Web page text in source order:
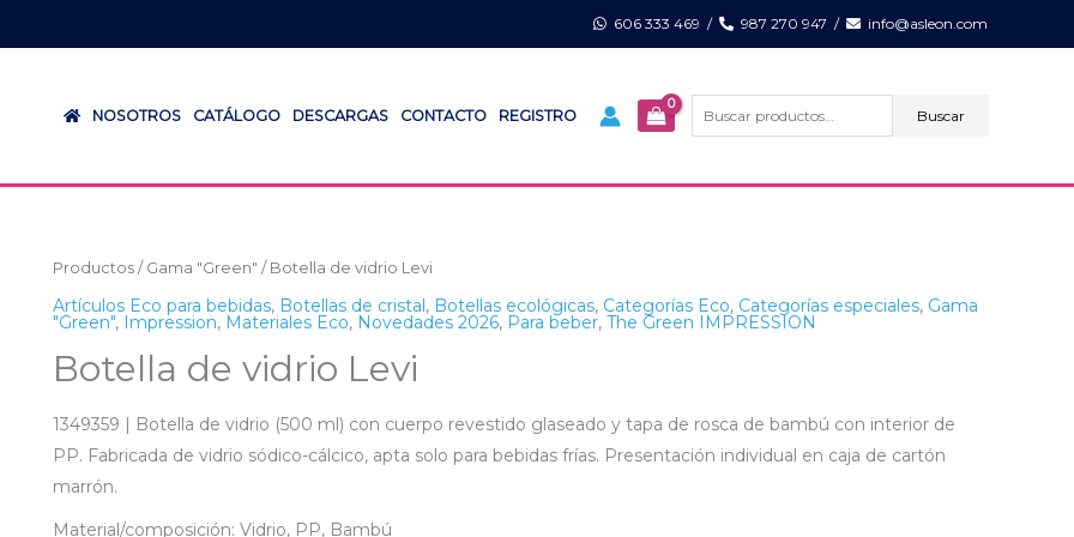
606 333 469 / 987 270 947 / info@asleon.com
NOSOTROS CATÁLOGO DESCARGAS CONTACTO REGISTRO
por:
Buscar
Productos / Gama "Green" / Botella de vidrio Levi
Artículos Eco para bebidas, Botellas de cristal, Botellas ecológicas, Categorías Eco, Categorías especiales, Gama
"Green", Impression, Materiales Eco, Novedades 2026, Para beber, The Green IMPRESSION
Botella de vidrio Levi
1349359 | Botella de vidrio (500 ml) con cuerpo revestido glaseado y tapa de rosca de bambú con interior de
PP. Fabricada de vidrio sódico-cálcico, apta solo para bebidas frías. Presentación individual en caja de cartón
marrón.
Material/composición: Vidrio, PP, Bambú